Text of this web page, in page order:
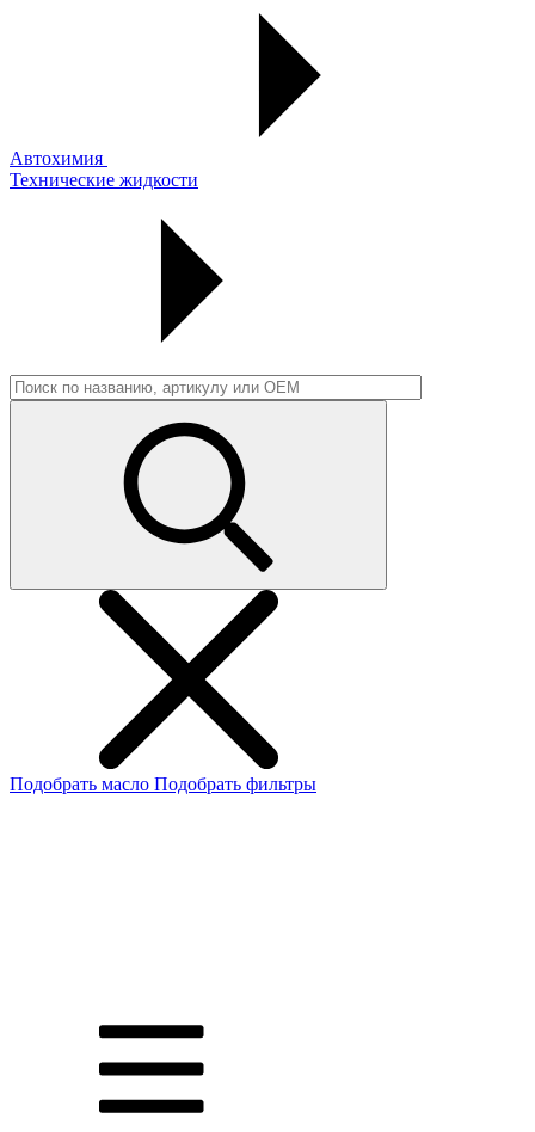
Автохимия
Технические жидкости
Подобрать масло Подобрать фильтры